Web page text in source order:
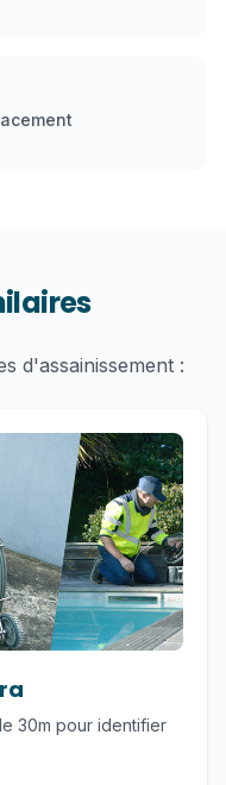
d'assainissement :
30m pour identifier